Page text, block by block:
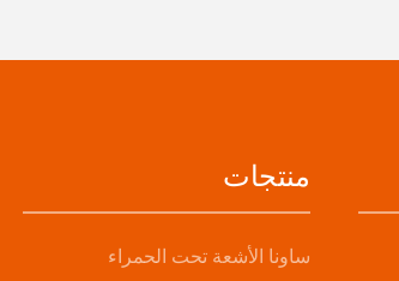
منتجات
ساونا الأشعة تحت الحمراء